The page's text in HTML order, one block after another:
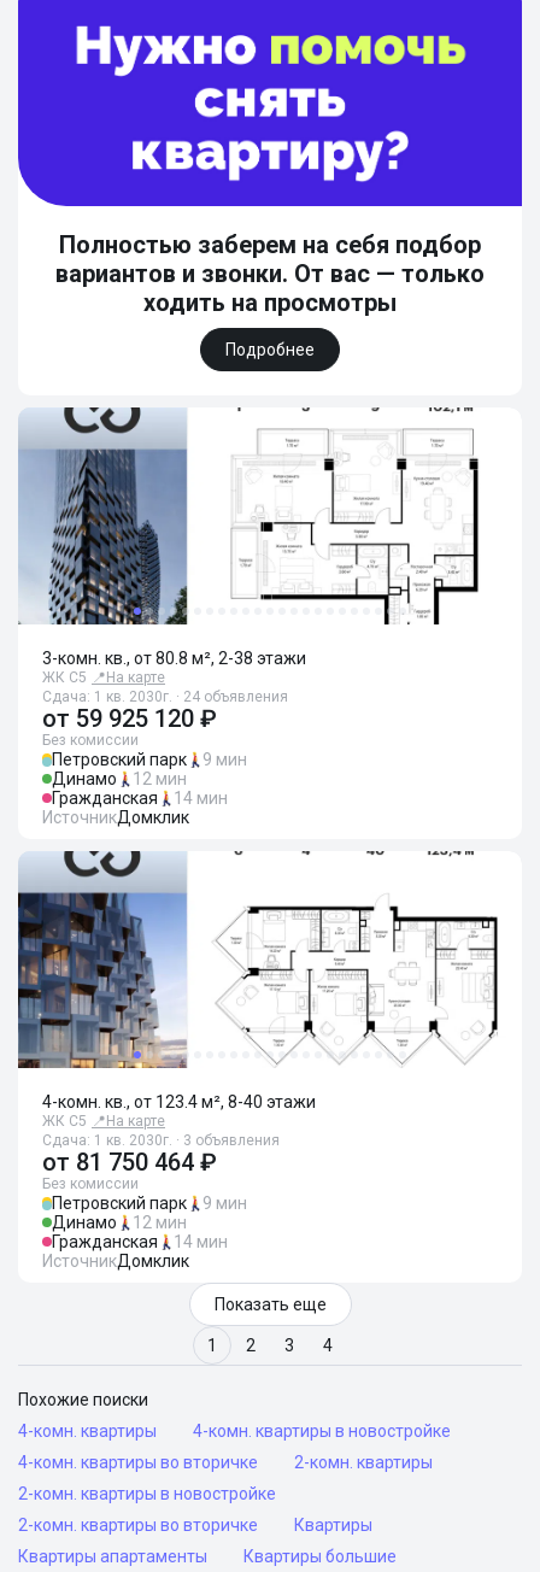
Полностью заберем на себя подбор
вариантов и звонки. От вас — только
ходить на просмотры
Подробнее
3-комн. кв., от 80.8 м², 2-38 этажи
ЖК С5 📍 На карте
Сдача: 1 кв. 2030г. · 24 объявления
от 59 925 120 ₽
Без комиссии
Петровский парк
9 мин
Динамо
12 мин
Гражданская
14 мин
ИсточникДомклик
4-комн. кв., от 123.4 м², 8-40 этажи
ЖК С5 📍 На карте
Сдача: 1 кв. 2030г. · 3 объявления
от 81 750 464 ₽
Без комиссии
Петровский парк
9 мин
Динамо
12 мин
Гражданская
14 мин
ИсточникДомклик
Показать еще
1 2 3 4
Похожие поиски
4-комн. квартиры
4-комн. квартиры в новостройке
4-комн. квартиры во вторичке
2-комн. квартиры
2-комн. квартиры в новостройке
2-комн. квартиры во вторичке
Квартиры
Квартиры апартаменты
Квартиры большие